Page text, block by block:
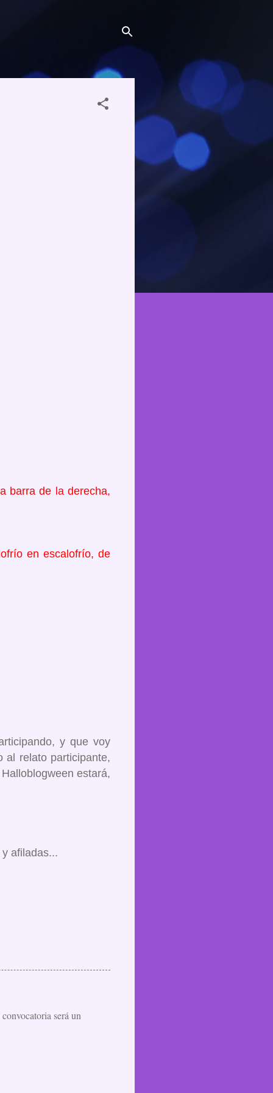
barra de la derecha,
en escalofrío, de
y que voy
al relato participante,
estará,
afiladas...
será un